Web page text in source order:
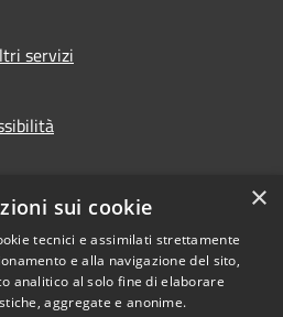
servizi
Copyright © 2026 • Comune di
Bussolengo • Powered by
×
sui cookie
tecnici e assimilati strettamente
e alla navigazione del sito,
analitico al solo fine di elaborare
aggregate e anonime.